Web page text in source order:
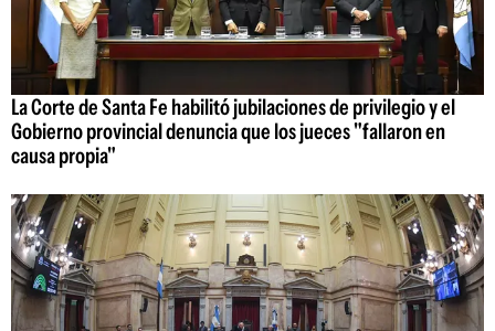
La Corte de Santa Fe habilitó jubilaciones de privilegio y el
Gobierno provincial denuncia que los jueces "fallaron en
causa propia"